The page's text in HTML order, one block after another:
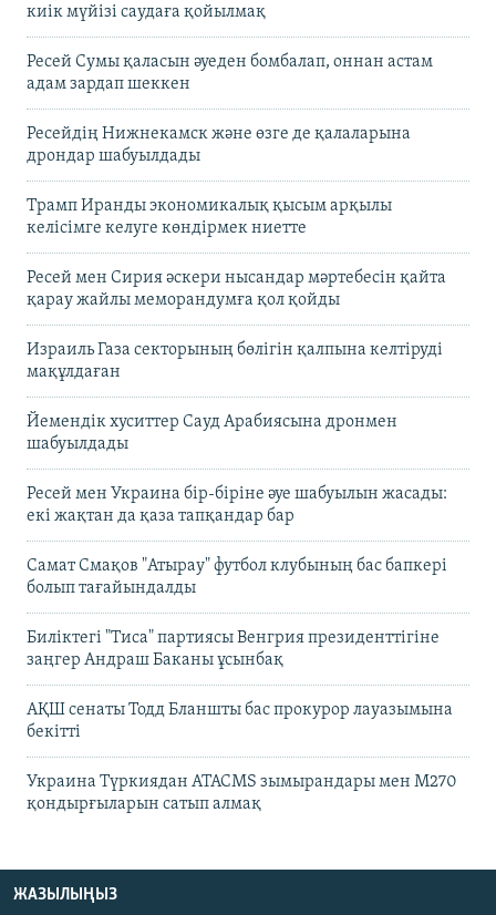
киік мүйізі саудаға қойылмақ
Ресей Сумы қаласын әуеден бомбалап, оннан астам
адам зардап шеккен
Ресейдің Нижнекамск және өзге де қалаларына
дрондар шабуылдады
Трамп Иранды экономикалық қысым арқылы
келісімге келуге көндірмек ниетте
Ресей мен Сирия әскери нысандар мәртебесін қайта
қарау жайлы меморандумға қол қойды
Израиль Газа секторының бөлігін қалпына келтіруді
мақұлдаған
Йемендік хуситтер Сауд Арабиясына дронмен
шабуылдады
Ресей мен Украина бір-біріне әуе шабуылын жасады:
екі жақтан да қаза тапқандар бар
Самат Смақов "Атырау" футбол клубының бас бапкері
болып тағайындалды
Биліктегі "Тиса" партиясы Венгрия президенттігіне
заңгер Андраш Баканы ұсынбақ
АҚШ сенаты Тодд Бланшты бас прокурор лауазымына
бекітті
Украина Түркиядан ATACMS зымырандары мен M270
қондырғыларын сатып алмақ
ЖАЗЫЛЫҢЫЗ